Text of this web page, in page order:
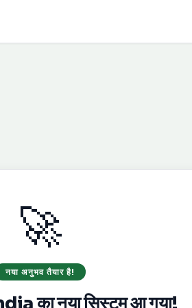
🚀
नया अनुभव तैयार है!